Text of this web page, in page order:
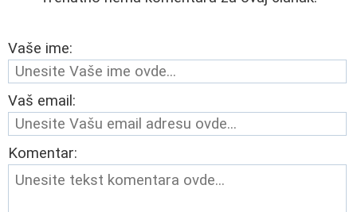
Vaše ime:
Vaš email:
Komentar: